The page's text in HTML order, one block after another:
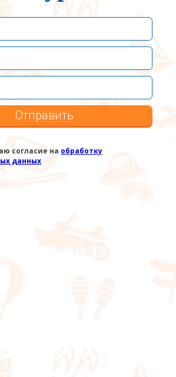
Отправить
согласие на обработку
данных
ТУРА В